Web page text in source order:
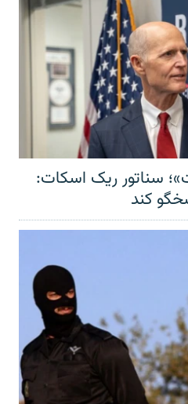
سناتور ریک اسکات:
کند